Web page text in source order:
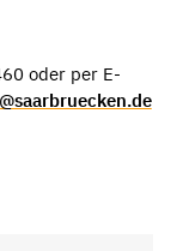
oder per E-